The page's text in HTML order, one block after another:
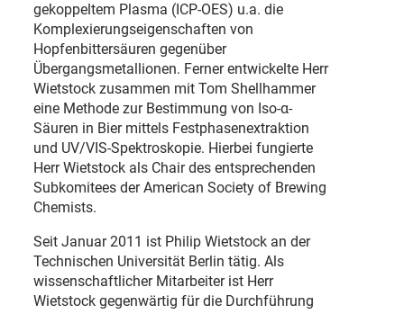
gekoppeltem Plasma (ICP-OES) u.a. die
Komplexierungseigenschaften von
Hopfenbittersäuren gegenüber
Übergangsmetallionen. Ferner entwickelte Herr
Wietstock zusammen mit Tom Shellhammer
eine Methode zur Bestimmung von Iso-α-
Säuren in Bier mittels Festphasenextraktion
und UV/VIS-Spektroskopie. Hierbei fungierte
Herr Wietstock als Chair des entsprechenden
Subkomitees der American Society of Brewing
Chemists.
Seit Januar 2011 ist Philip Wietstock an der
Technischen Universität Berlin tätig. Als
wissenschaftlicher Mitarbeiter ist Herr
Wietstock gegenwärtig für die Durchführung